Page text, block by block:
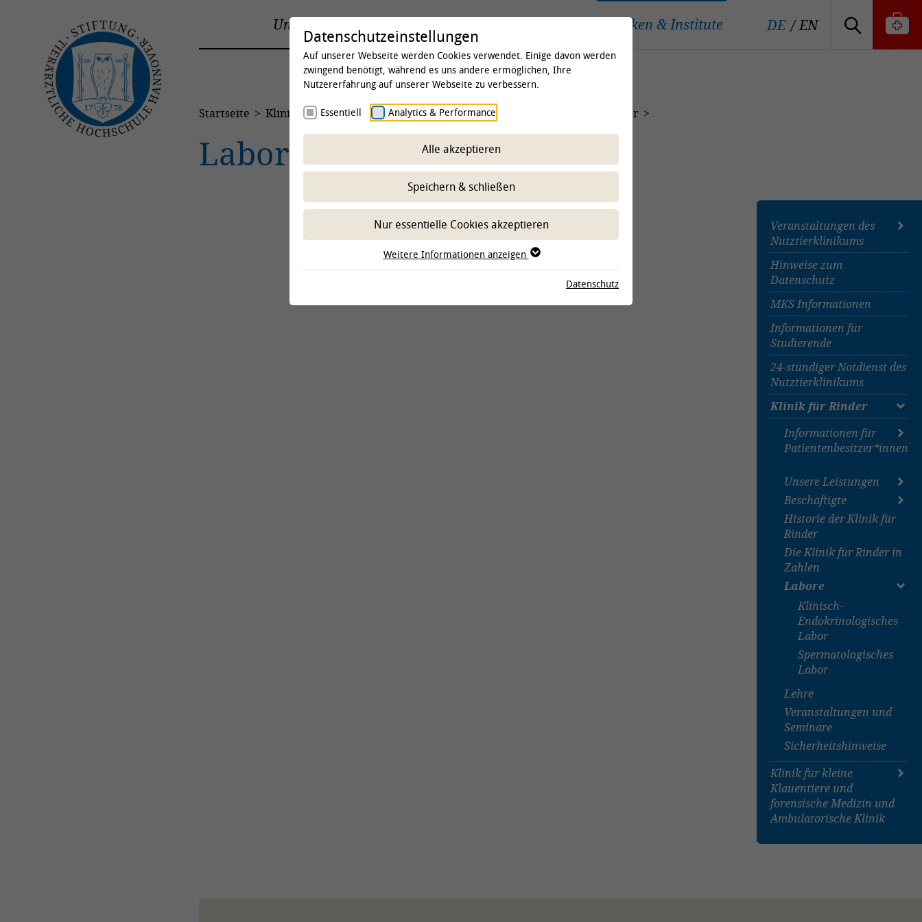
Universität Kliniken & Institute DE EN
Startseite Kliniken & Institute Kliniken Nutztierklinikum Klinik für Rinder
Labore
Veranstaltungen des
Nutztierklinikums
Anmeldung zum E-Mail-
Verteiler des
Nutztierklinikums
Anmeldung zur
Tiergartentagung 2026
Hinweise zum
Datenschutz
MKS Informationen
Informationen für
Studierende
24-stündiger Notdienst des
Nutztierklinikums
Klinik für Rinder
Informationen für
Patientenbesitzer*innen
Anmeldung und
Transport Ihres
Tieres
Nach der Ankunft in
der Klinik
Abrechnung der
Leistungen
Unsere Leistungen
Einzeltier
Bestandsbetreuung
Beschäftigte
nach Namen
Historie der Klinik für
Rinder
Die Klinik für Rinder in
Zahlen
Labore
Klinisch-
Endokrinologisches
Labor
Spermatologisches
Labor
Lehre
Veranstaltungen und
Seminare
Sicherheitshinweise
Klinik für kleine
Klauentiere und
forensische Medizin und
Ambulatorische Klinik
Überblick
Datenschutzeinstellungen
Auf unserer Webseite werden Cookies verwendet. Einige davon werden
zwingend benötigt, während es uns andere ermöglichen, Ihre
Nutzererfahrung auf unserer Webseite zu verbessern.
Essentiell Analytics & Performance
Alle akzeptieren
Speichern & schließen
Nur essentielle Cookies akzeptieren
Weitere Informationen anzeigen
Datenschutz